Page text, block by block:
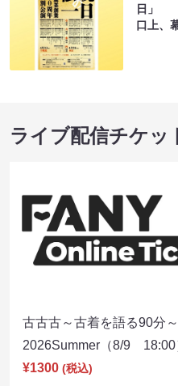
日」
口上、
ライブ配信チケッ
古古古～古着を語る90分～
2026Summer（8/9 18:00
¥1300 (税込)